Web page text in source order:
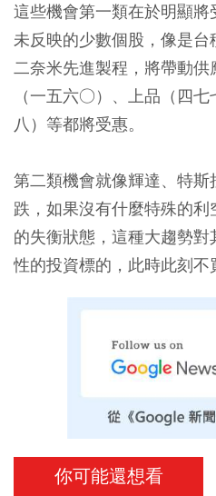
這些機會第一類在於明顯
未反映的少數個股，像是台
二奈米先進製程，將帶動
（一五六○）、上品（四
八）等都將受惠。
第二類機會就像輝達、特
跌，如果沒有什麼特殊的
的失衡狀態，這種大趨勢
性的投資標的，此時此刻不
你可能還想看